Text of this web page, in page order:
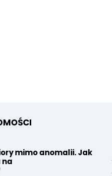
mimo anomalii. Jak
na